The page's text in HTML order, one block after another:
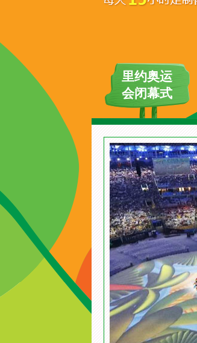
里约奥运
会闭幕式